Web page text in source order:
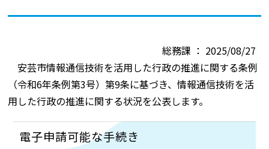
総務課 ： 2025/08/27
安芸市情報通信技術を活用した行政の推進に関する条例
（令和6年条例第3号）第9条に基づき、情報通信技術を活
用した行政の推進に関する状況を公表します。
電子申請可能な手続き